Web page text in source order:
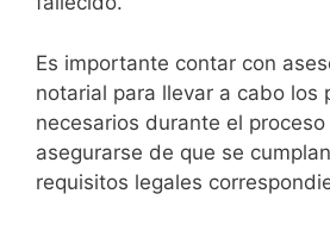
Es importante contar con
notarial para llevar a cabo los
necesarios durante el
asegurarse de que se
requisitos legales